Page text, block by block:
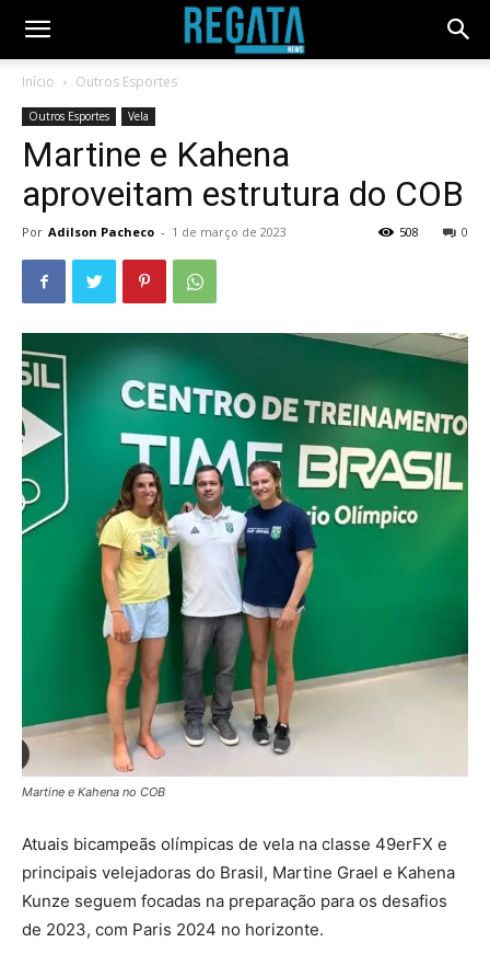
Início Outros Esportes
Outros Esportes Vela
Martine e Kahena
aproveitam estrutura do COB
Por Adilson Pacheco - 1 de março de 2023 0
508
Martine e Kahena no COB
Atuais bicampeãs olímpicas de vela na classe 49erFX e
principais velejadoras do Brasil, Martine Grael e Kahena
Kunze seguem focadas na preparação para os desafios
de 2023, com Paris 2024 no horizonte.